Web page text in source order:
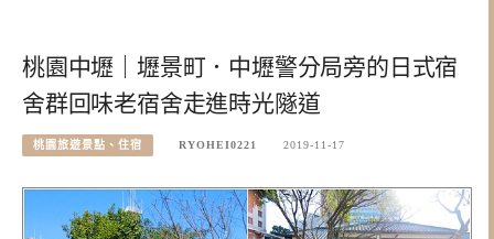
桃園中壢｜壢景町．中壢警分局旁的日式宿
舍群回味老宿舍走進時光隧道
桃園旅遊景點、住宿 RYOHEI0221 2019-11-17